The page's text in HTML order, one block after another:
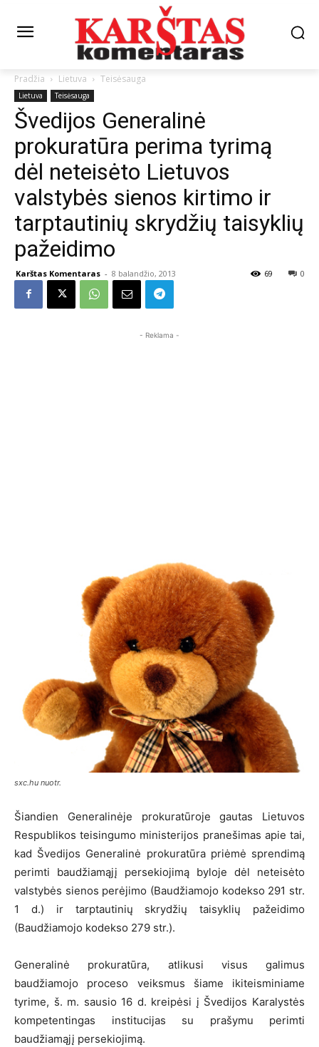
Pradžia Lietuva Teisėsauga
Lietuva Teisėsauga
Švedijos Generalinė
prokuratūra perima tyrimą
dėl neteisėto Lietuvos
valstybės sienos kirtimo ir
tarptautinių skrydžių taisyklių
pažeidimo
Karštas Komentaras - 8 balandžio, 2013 0
69
- Reklama -
sxc.hu nuotr.
Šiandien Generalinėje prokuratūroje gautas Lietuvos
Respublikos teisingumo ministerijos pranešimas apie tai,
kad Švedijos Generalinė prokuratūra priėmė sprendimą
perimti baudžiamąjį persekiojimą byloje dėl neteisėto
valstybės sienos perėjimo (Baudžiamojo kodekso 291 str.
1 d.) ir tarptautinių skrydžių taisyklių pažeidimo
(Baudžiamojo kodekso 279 str.).
Generalinė prokuratūra, atlikusi visus galimus
baudžiamojo proceso veiksmus šiame ikiteisminiame
tyrime, š. m. sausio 16 d. kreipėsi į Švedijos Karalystės
kompetentingas institucijas su prašymu perimti
baudžiamąjį persekiojimą.